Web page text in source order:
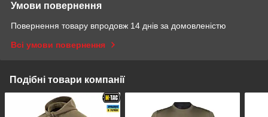
Умови повернення
Повернення товару впродовж 14 днів за домовленістю
Всі умови повернення
Подібні товари компанії